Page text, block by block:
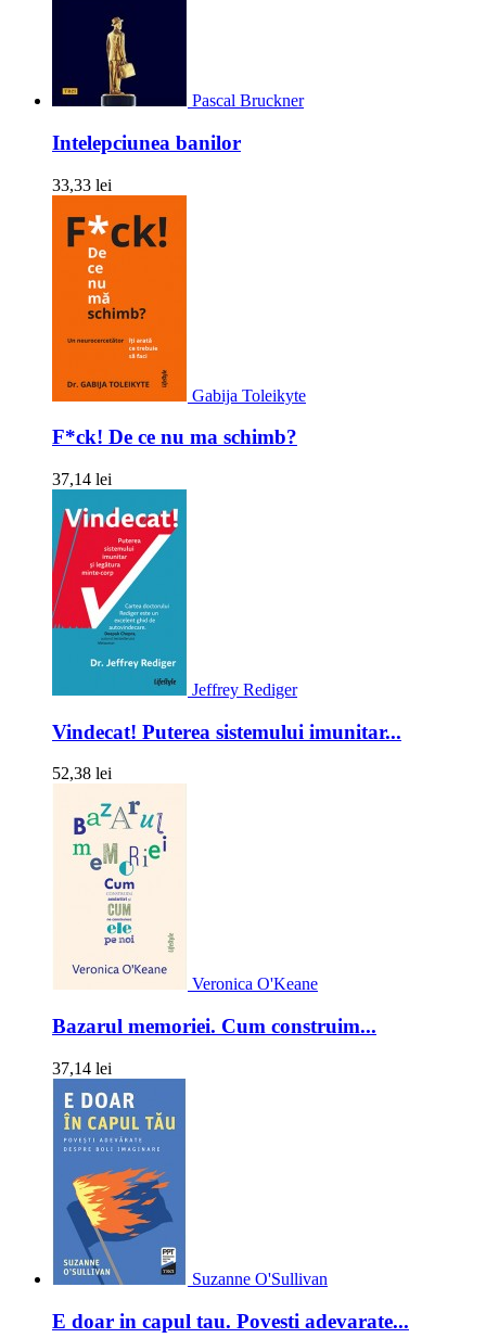
Pascal Bruckner
Intelepciunea banilor
33,33 lei
Gabija Toleikyte
F*ck! De ce nu ma schimb?
37,14 lei
Jeffrey Rediger
Vindecat! Puterea sistemului imunitar...
52,38 lei
Veronica O'Keane
Bazarul memoriei. Cum construim...
37,14 lei
Suzanne O'Sullivan
E doar in capul tau. Povesti adevarate...